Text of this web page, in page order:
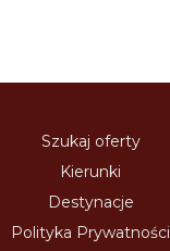
Szukaj oferty
Kierunki
Destynacje
Polityka Prywatności